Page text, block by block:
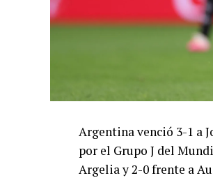
Argentina venció 3-1 a
por el Grupo J del
Argelia y 2-0 frente a